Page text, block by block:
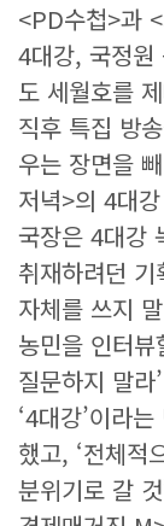
<PD수첩>과
4대강, 국정원
도 세월호를
직후 특집 방
우는 장면을
저녁>의 4대
국장은 4대강
취재하려던
자체를 쓰지
농민을 인터
질문하지 말라
‘4대강’이라
했고, ‘전체적
분위기로 갈